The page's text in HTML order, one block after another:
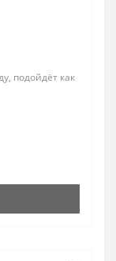
подойдёт как